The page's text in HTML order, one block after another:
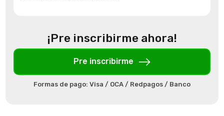
¡Pre inscribirme ahora!
Pre inscribirme
Formas de pago: Visa / OCA / Redpagos / Banco